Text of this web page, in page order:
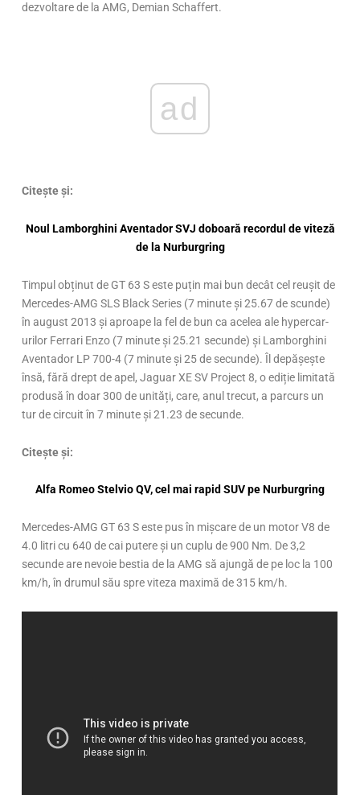
dezvoltare de la AMG, Demian Schaffert.
ad
Citește și:
Noul Lamborghini Aventador SVJ doboară recordul de viteză
de la Nurburgring
Timpul obținut de GT 63 S este puțin mai bun decât cel reușit de
Mercedes-AMG SLS Black Series (7 minute și 25.67 de scunde)
în august 2013 și aproape la fel de bun ca acelea ale hypercar-
urilor Ferrari Enzo (7 minute și 25.21 secunde) și Lamborghini
Aventador LP 700-4 (7 minute și 25 de secunde). Îl depășește
însă, fără drept de apel, Jaguar XE SV Project 8, o ediție limitată
produsă în doar 300 de unități, care, anul trecut, a parcurs un
tur de circuit în 7 minute și 21.23 de secunde.
Citește și:
Alfa Romeo Stelvio QV, cel mai rapid SUV pe Nurburgring
Mercedes-AMG GT 63 S este pus în mișcare de un motor V8 de
4.0 litri cu 640 de cai putere și un cuplu de 900 Nm. De 3,2
secunde are nevoie bestia de la AMG să ajungă de pe loc la 100
km/h, în drumul său spre viteza maximă de 315 km/h.